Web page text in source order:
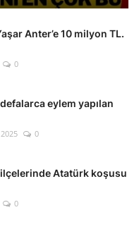
Anter’e 10 milyon TL.
0
eylem yapılan
0
ilçelerinde Atatürk koşusu
0